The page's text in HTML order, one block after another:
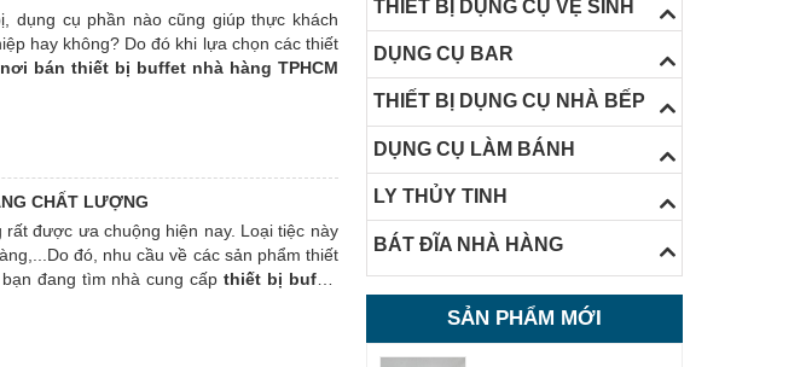
dụng cụ phần nào cũng giúp thực khách
hay không? Do đó khi lựa chọn các thiết
nơi bán thiết bị buffet nhà hàng TPHCM
CHẤT LƯỢNG
được ưa chuộng hiện nay. Loại tiệc này
đó, nhu cầu về các sản phẩm thiết
đang tìm nhà cung cấp thiết bị buffet
THIẾT BỊ DỤNG CỤ VỆ SINH
DỤNG CỤ BAR
THIẾT BỊ DỤNG CỤ NHÀ BẾP
DỤNG CỤ LÀM BÁNH
LY THỦY TINH
BÁT ĐĨA NHÀ HÀNG
SẢN PHẨM MỚI